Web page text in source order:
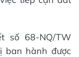
số 68-NQ/TW
ban hành được